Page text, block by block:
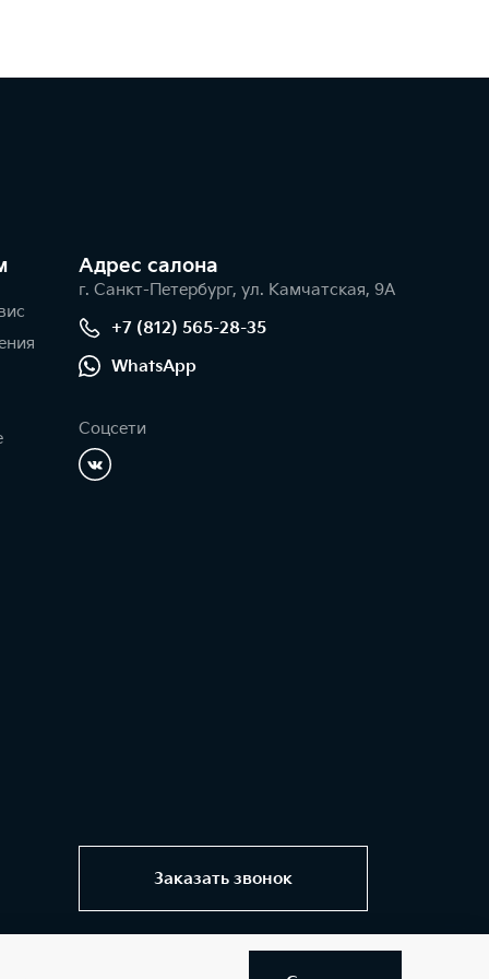
Адрес салонa
г. Санкт-Петербург, ул. Камчатская, 9А
+7 (812) 565-28-35
WhatsApp
Соцсети
Заказать звонок